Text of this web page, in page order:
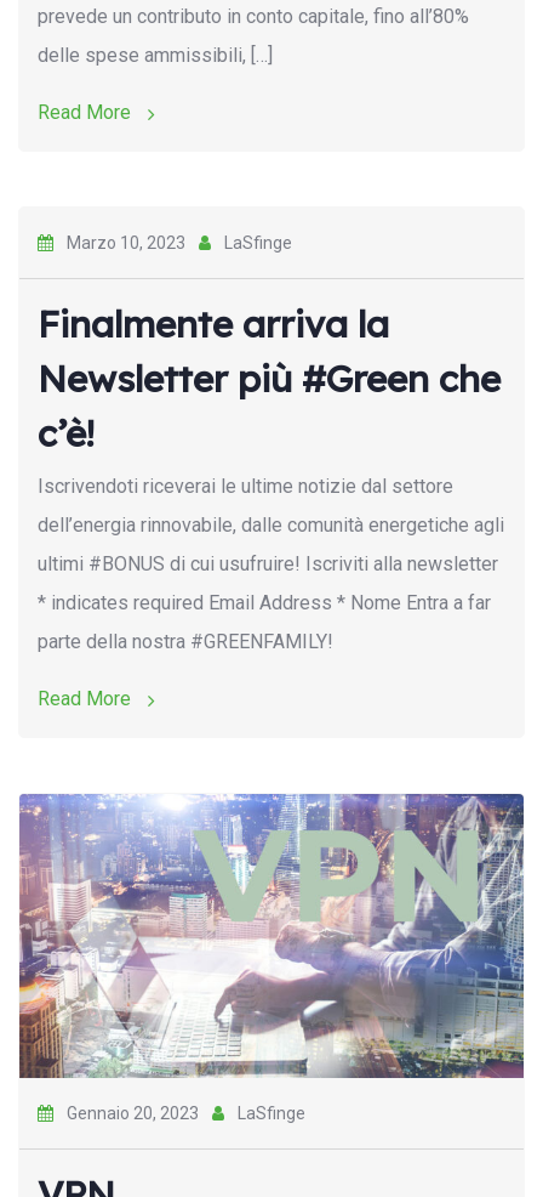
prevede un contributo in conto capitale, fino all’80%
delle spese ammissibili, […]
Read More
Marzo 10, 2023 LaSfinge
Finalmente arriva la
Newsletter più #Green che
c’è!
Iscrivendoti riceverai le ultime notizie dal settore
dell’energia rinnovabile, dalle comunità energetiche agli
ultimi #BONUS di cui usufruire! Iscriviti alla newsletter
* indicates required Email Address * Nome Entra a far
parte della nostra #GREENFAMILY!
Read More
Gennaio 20, 2023 LaSfinge